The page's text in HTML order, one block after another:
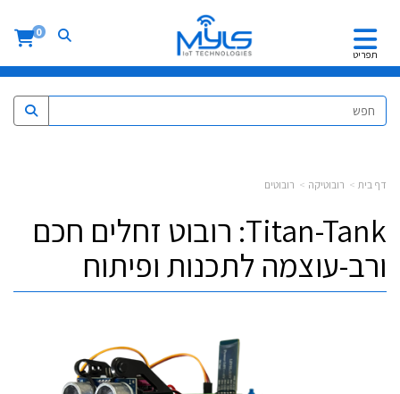
תפריט
0
דף בית רובוטיקה רובוטים
Titan-Tank: רובוט זחלים חכם
ורב-עוצמה לתכנות ופיתוח